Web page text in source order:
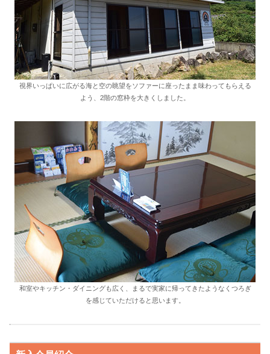
視界いっぱいに広がる海と空の眺望をソファーに座ったまま味わってもらえる
よう、2階の窓枠を大きくしました。
和室やキッチン・ダイニングも広く、まるで実家に帰ってきたようなくつろぎ
を感じていただけると思います。